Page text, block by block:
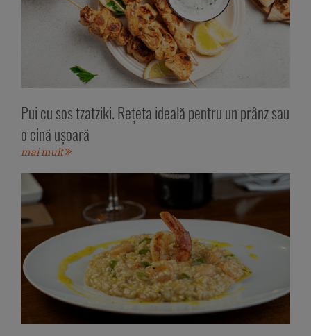
Pui cu sos tzatziki. Rețeta ideală pentru un prânz sau
o cină ușoară
mai mult